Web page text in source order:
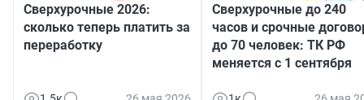
Сверхурочные 2026:
сколько теперь платить за
переработку
Сверхурочные до 240
часов и срочные
до 70 человек: ТК РФ
меняется с 1 сентября